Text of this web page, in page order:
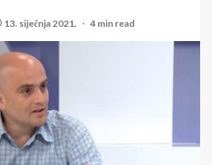
13. siječnja 2021. 4 min read